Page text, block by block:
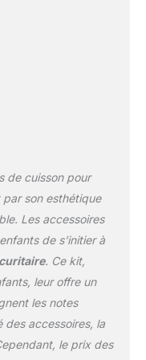
peut
à cuisiner
friandises
mélanges de
de rechange : 1
biscuits au
au sucre rose
vos
désordonnée,
les
le font,
vous
de ce kit de
aider à
vêtements
de votre
de cuisson pour
son esthétique
Les accessoires
de s’initier à
. Ce kit,
leur offre un
les notes
des accessoires, la
le prix des